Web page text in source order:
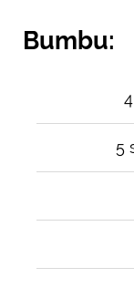
Bumbu:
5